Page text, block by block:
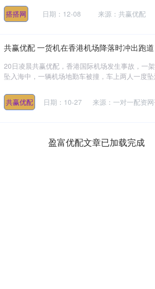
搭搭网 日期：12-08 来源：共赢优配
共赢优配 一货机在香港机场降落时冲出跑
20日凌晨共赢优配，香港国际机场发生事故，一
坠入海中，一辆机场地勤车被撞，车上两人一度
共赢优配 日期：10-27 来源：一对一配资
盈富优配文章已加载完成